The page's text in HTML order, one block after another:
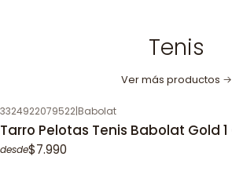
Tenis
Ver más productos
3324922079522|Babolat
Tarro Pelotas Tenis Babolat Gold
desde$7.990